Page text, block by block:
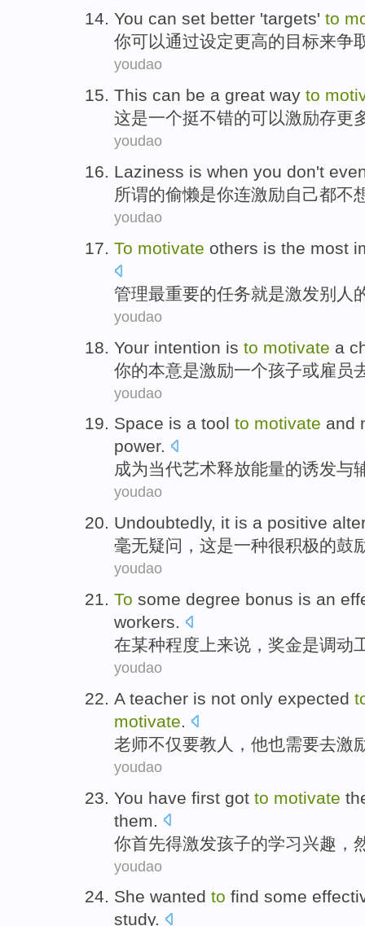
You can set better 'targets' to
你可以通过设定更高的目标来争
youdao
This can be a great way to
这是一个挺不错的可以激励存更
youdao
Laziness is when you don't
所谓的偷懒是你连激励自己都不
youdao
To motivate others is the most
管理最重要的任务就是激发别人
youdao
Your intention is to motivate a
你的本意是激励一个孩子或雇员
youdao
Space is a tool to motivate and
power.
成为当代艺术释放能量的诱发与
youdao
Undoubtedly, it is a positive
毫无疑问 ， 这是一种很积极的鼓
youdao
To some degree bonus is an
workers.
在某种程度上来说， 奖金是调动
youdao
A teacher is not only expected
motivate.
老师不仅要教人 ， 他也需要去激
youdao
You have first got to motivate
them
你首先得激发孩子的学习兴趣，
youdao
She wanted to find some
study.